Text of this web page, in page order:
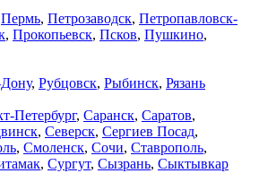
Пермь, Петрозаводск, Петропавловск-
, Прокопьевск, Псков, Пушкино,
, Рубцовск, Рыбинск, Рязань
Петербург, Саранск, Саратов,
, Северск, Сергиев Посад,
, Смоленск, Сочи, Ставрополь,
, Сургут, Сызрань, Сыктывкар